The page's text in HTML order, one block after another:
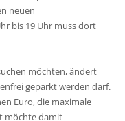
neuen
bis 19 Uhr muss dort
möchten, ändert
geparkt werden darf.
Euro, die maximale
möchte damit